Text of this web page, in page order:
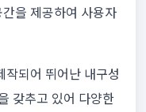
을 제공하여 사용자
되어 뛰어난 내구성
갖추고 있어 다양한